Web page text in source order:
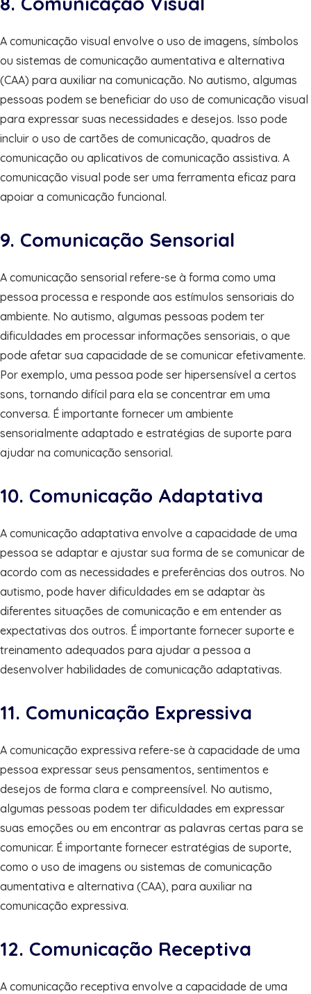
A comunicação visual envolve o uso de imagens, símbolos
ou sistemas de comunicação aumentativa e alternativa
(CAA) para auxiliar na comunicação. No autismo, algumas
pessoas podem se beneficiar do uso de comunicação visual
para expressar suas necessidades e desejos. Isso pode
incluir o uso de cartões de comunicação, quadros de
comunicação ou aplicativos de comunicação assistiva. A
comunicação visual pode ser uma ferramenta eficaz para
apoiar a comunicação funcional.
9. Comunicação Sensorial
A comunicação sensorial refere-se à forma como uma
pessoa processa e responde aos estímulos sensoriais do
ambiente. No autismo, algumas pessoas podem ter
dificuldades em processar informações sensoriais, o que
pode afetar sua capacidade de se comunicar efetivamente.
Por exemplo, uma pessoa pode ser hipersensível a certos
sons, tornando difícil para ela se concentrar em uma
conversa. É importante fornecer um ambiente
sensorialmente adaptado e estratégias de suporte para
ajudar na comunicação sensorial.
10. Comunicação Adaptativa
A comunicação adaptativa envolve a capacidade de uma
pessoa se adaptar e ajustar sua forma de se comunicar de
acordo com as necessidades e preferências dos outros. No
autismo, pode haver dificuldades em se adaptar às
diferentes situações de comunicação e em entender as
expectativas dos outros. É importante fornecer suporte e
treinamento adequados para ajudar a pessoa a
desenvolver habilidades de comunicação adaptativas.
11. Comunicação Expressiva
A comunicação expressiva refere-se à capacidade de uma
pessoa expressar seus pensamentos, sentimentos e
desejos de forma clara e compreensível. No autismo,
algumas pessoas podem ter dificuldades em expressar
suas emoções ou em encontrar as palavras certas para se
comunicar. É importante fornecer estratégias de suporte,
como o uso de imagens ou sistemas de comunicação
aumentativa e alternativa (CAA), para auxiliar na
comunicação expressiva.
12. Comunicação Receptiva
A comunicação receptiva envolve a capacidade de uma